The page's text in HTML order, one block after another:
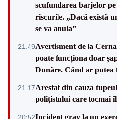
scufundarea barjelor
riscurile. „Dacă există
se va anula”
21:49Avertisment de la
poate funcționa doar
Dunăre. Când ar putea
21:17Arestat din cauza
polițistului care tocmai îl
20:52Incident grav la un